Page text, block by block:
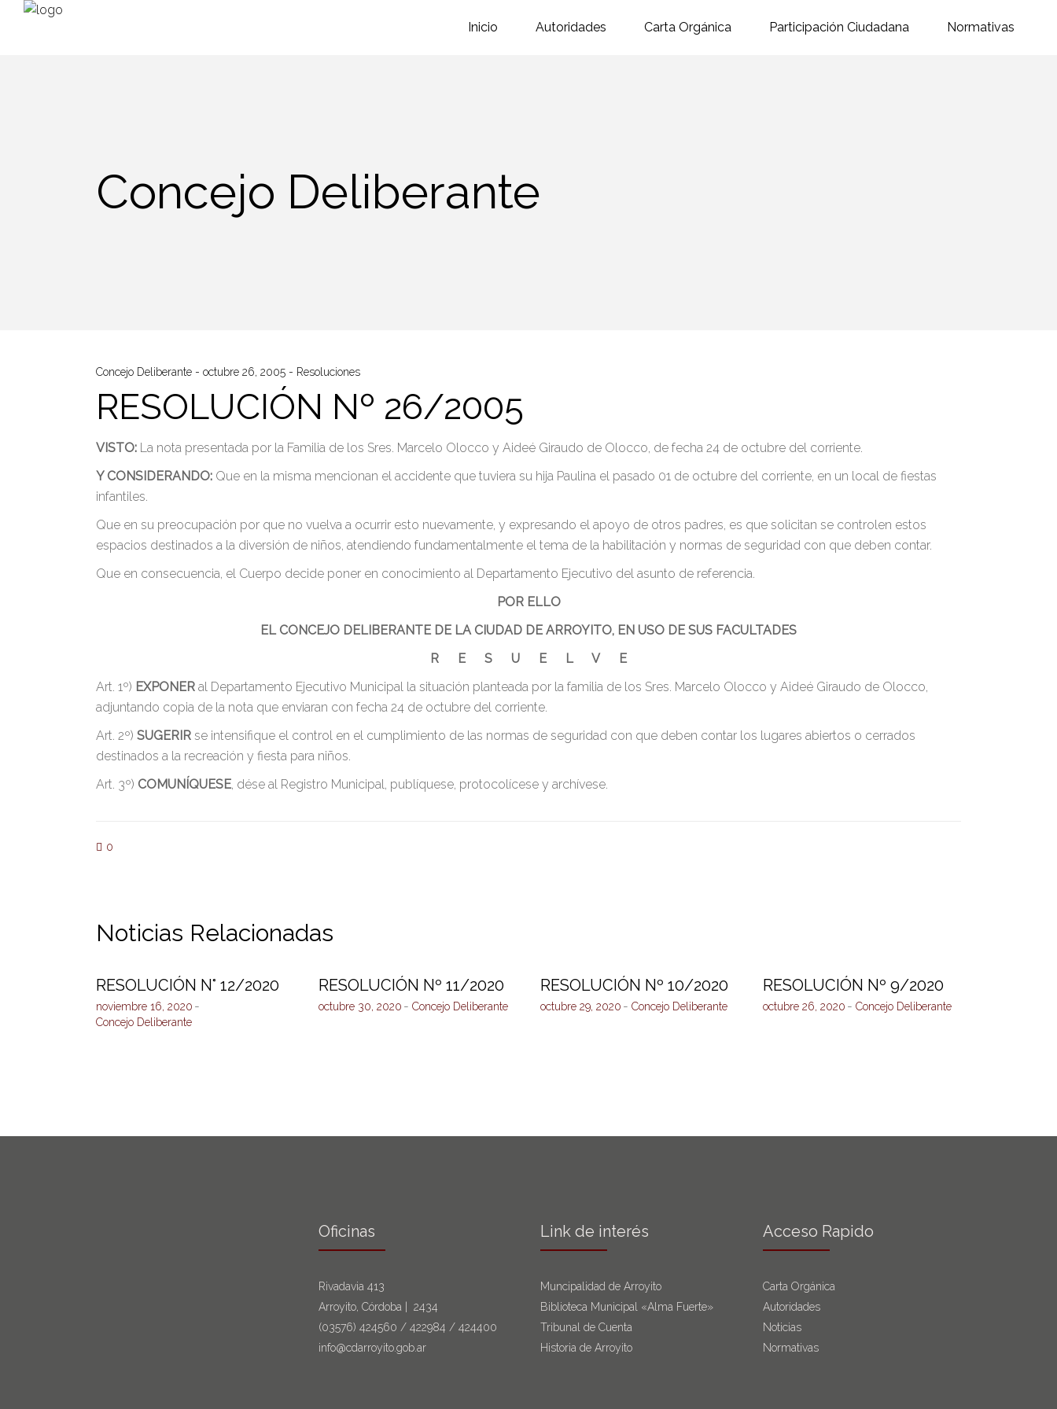
Inicio Autoridades Carta Orgánica Participación Ciudadana Normativas
Concejo Deliberante
Concejo Deliberante octubre 26, 2005 Resoluciones
RESOLUCIÓN Nº 26/2005
VISTO: La nota presentada por la Familia de los Sres. Marcelo Olocco y Aideé Giraudo de Olocco, de fecha 24 de octubre del corriente.
Y CONSIDERANDO: Que en la misma mencionan el accidente que tuviera su hija Paulina el pasado 01 de octubre del corriente, en un local de fiestas
infantiles.
Que en su preocupación por que no vuelva a ocurrir esto nuevamente, y expresando el apoyo de otros padres, es que solicitan se controlen estos
espacios destinados a la diversión de niños, atendiendo fundamentalmente el tema de la habilitación y normas de seguridad con que deben contar.
Que en consecuencia, el Cuerpo decide poner en conocimiento al Departamento Ejecutivo del asunto de referencia.
POR ELLO
EL CONCEJO DELIBERANTE DE LA CIUDAD DE ARROYITO, EN USO DE SUS FACULTADES
R E S U E L V E
Art. 1º) EXPONER al Departamento Ejecutivo Municipal la situación planteada por la familia de los Sres. Marcelo Olocco y Aideé Giraudo de Olocco,
adjuntando copia de la nota que enviaran con fecha 24 de octubre del corriente.
Art. 2º) SUGERIR se intensifique el control en el cumplimiento de las normas de seguridad con que deben contar los lugares abiertos o cerrados
destinados a la recreación y fiesta para niños.
Art. 3º) COMUNÍQUESE, dése al Registro Municipal, publíquese, protocolícese y archívese.
0
Noticias Relacionadas
RESOLUCIÓN N° 12/2020
noviembre 16, 2020
Concejo Deliberante
RESOLUCIÓN Nº 11/2020
octubre 30, 2020 Concejo Deliberante
RESOLUCIÓN Nº 10/2020
octubre 29, 2020 Concejo Deliberante
RESOLUCIÓN Nº 9/2020
octubre 26, 2020 Concejo Deliberante
Oficinas
Rivadavia 413
Arroyito, Córdoba | 2434
(03576) 424560 / 422984 / 424400
info@cdarroyito.gob.ar
Link de interés
Muncipalidad de Arroyito
Biblioteca Municipal «Alma Fuerte»
Tribunal de Cuenta
Historia de Arroyito
Acceso Rapido
Carta Orgánica
Autoridades
Noticias
Normativas